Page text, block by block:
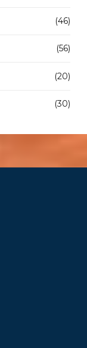
(46)
(56)
(20)
(30)